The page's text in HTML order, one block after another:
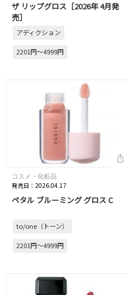
ザ リップグロス［2026年 4月発
売］
アディクション
2201円～4999円
コスメ・化粧品
発売日：2026.04.17
ペタル ブルーミング グロス C
to/one（トーン）
2201円～4999円